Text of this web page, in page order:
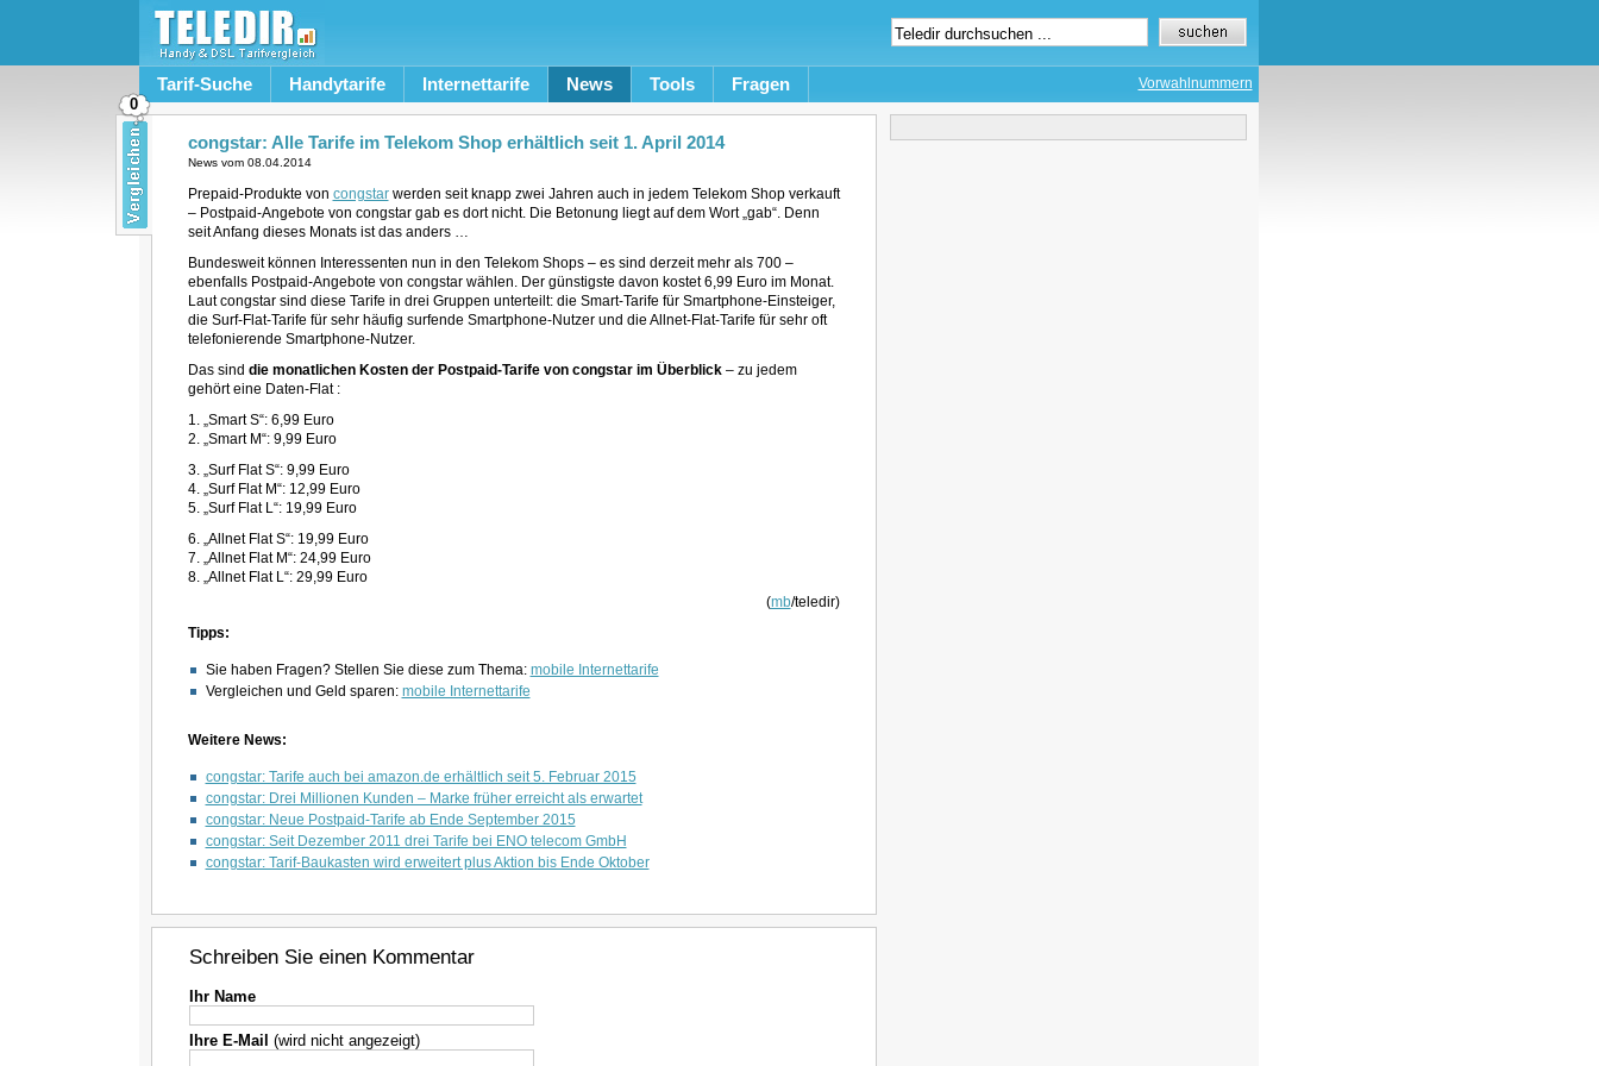
Tarif-Suche Handytarife Internettarife News Tools Fragen Vorwahlnummern
congstar: Alle Tarife im Telekom Shop erhältlich seit 1. April 2014
News vom 08.04.2014
Prepaid-Produkte von congstarwerden seit knapp zwei Jahren auch in jedem Telekom Shop verkauft
– Postpaid-Angebote von congstar gab es dort nicht. Die Betonung liegt auf dem Wort „gab“. Denn
seit Anfang dieses Monats ist das anders …
Bundesweit können Interessenten nun in den Telekom Shops – es sind derzeit mehr als 700 –
ebenfalls Postpaid-Angebote von congstar wählen. Der günstigste davon kostet 6,99 Euro im Monat.
Laut congstar sind diese Tarife in drei Gruppen unterteilt: die Smart-Tarife für Smartphone-Einsteiger,
die Surf-Flat-Tarife für sehr häufig surfende Smartphone-Nutzer und die Allnet-Flat-Tarife für sehr oft
telefonierende Smartphone-Nutzer.
Das sind die monatlichen Kosten der Postpaid-Tarife von congstar im Überblick– zu jedem
gehört eine Daten-Flat :
1. „Smart S“: 6,99 Euro
2. „Smart M“: 9,99 Euro
3. „Surf Flat S“: 9,99 Euro
4. „Surf Flat M“: 12,99 Euro
5. „Surf Flat L“: 19,99 Euro
6. „Allnet Flat S“: 19,99 Euro
7. „Allnet Flat M“: 24,99 Euro
8. „Allnet Flat L“: 29,99 Euro
(mb/teledir)
Tipps:
Sie haben Fragen? Stellen Sie diese zum Thema: mobile Internettarife
Vergleichen und Geld sparen: mobile Internettarife
Weitere News:
congstar: Tarife auch bei amazon.de erhältlich seit 5. Februar 2015
congstar: Drei Millionen Kunden – Marke früher erreicht als erwartet
congstar: Neue Postpaid-Tarife ab Ende September 2015
congstar: Seit Dezember 2011 drei Tarife bei ENO telecom GmbH
congstar: Tarif-Baukasten wird erweitert plus Aktion bis Ende Oktober
Schreiben Sie einen Kommentar
Ihr Name
Ihre E-Mail (wird nicht angezeigt)
0